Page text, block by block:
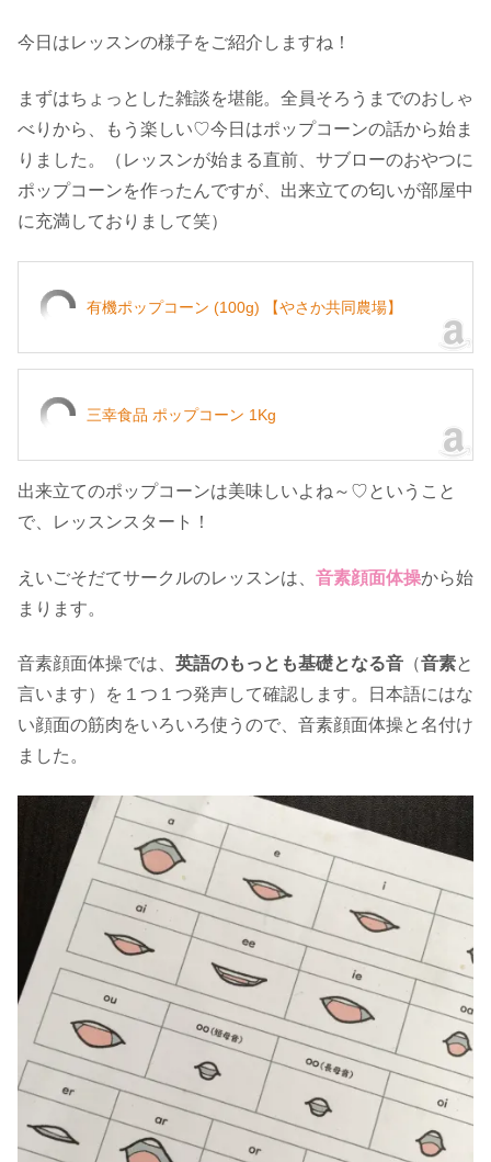
今日はレッスンの様子をご紹介しますね！
まずはちょっとした雑談を堪能。全員そろうまでのおしゃ
べりから、もう楽しい♡今日はポップコーンの話から始ま
りました。（レッスンが始まる直前、サブローのおやつに
ポップコーンを作ったんですが、出来立ての匂いが部屋中
に充満しておりまして笑）
有機ポップコーン (100g) 【やさか共同農場】
三幸食品 ポップコーン 1Kg
出来立てのポップコーンは美味しいよね～♡ということ
で、レッスンスタート！
えいごそだてサークルのレッスンは、 音素顔面体操から始
まります。
音素顔面体操では、 英語のもっとも基礎となる音 （音素と
言います）を１つ１つ発声して確認します。日本語にはな
い顔面の筋肉をいろいろ使うので、音素顔面体操と名付け
ました。